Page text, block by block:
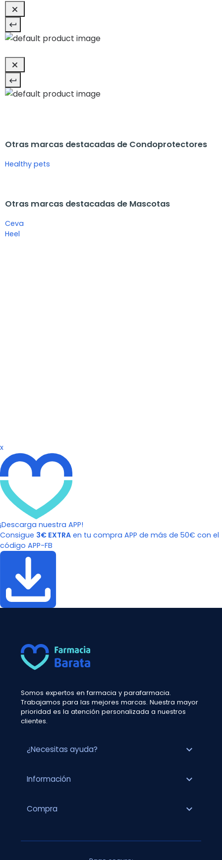
Otras marcas destacadas de Condoprotectores
Healthy pets
Otras marcas destacadas de Mascotas
Ceva
Heel
x
¡Descarga nuestra APP!
Consigue 3€ EXTRA en tu compra APP de más de 50€ con el
código APP-FB
Somos expertos en farmacia y parafarmacia.
Trabajamos para las mejores marcas. Nuestra mayor
prioridad es la atención personalizada a nuestros
clientes.
¿Necesitas ayuda? expand_more
Información expand_more
Compra expand_more